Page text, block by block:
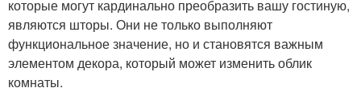
Портьерные ткани Шторные ткани
которые могут кардинально преобразить вашу гостиную,
являются шторы. Они не только выполняют
функциональное значение, но и становятся важным
элементом декора, который может изменить облик
комнаты.